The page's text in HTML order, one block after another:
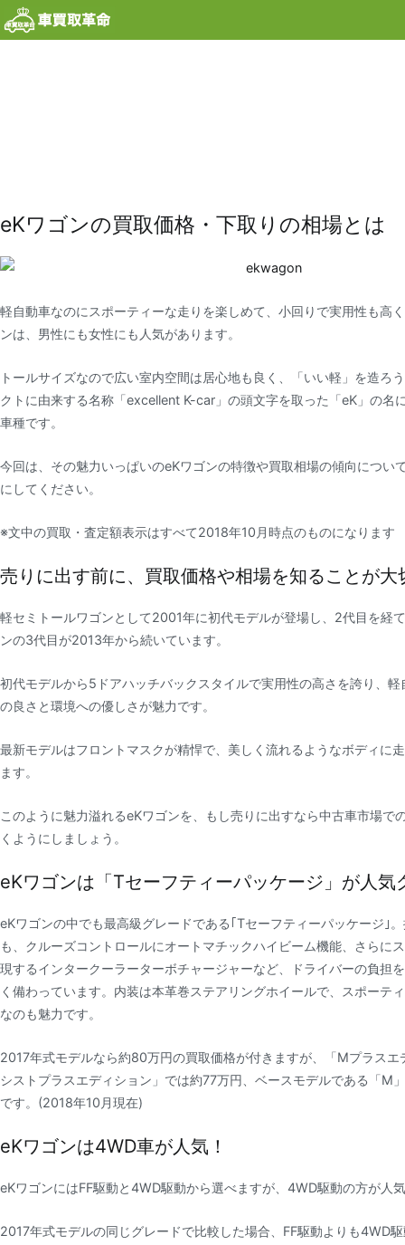
eKワゴンの買取価格・下取りの相場とは
軽自動車なのにスポーティーな走りを楽しめて、小回りで実用性も高
ンは、男性にも女性にも人気があります。
トールサイズなので広い室内空間は居心地も良く、「いい軽」を造ろ
クトに由来する名称「excellent K-car」の頭文字を取った「eK」の名
車種です。
今回は、その魅力いっぱいのeKワゴンの特徴や買取相場の傾向につい
にしてください。
※文中の買取・査定額表示はすべて2018年10月時点のものになります
売りに出す前に、買取価格や相場を知ることが大
軽セミトールワゴンとして2001年に初代モデルが登場し、2代目を経
ンの3代目が2013年から続いています。
初代モデルから5ドアハッチバックスタイルで実用性の高さを誇り、
の良さと環境への優しさが魅力です。
最新モデルはフロントマスクが精悍で、美しく流れるようなボディに
ます。
このように魅力溢れるeKワゴンを、もし売りに出すなら中古車市場で
くようにしましょう。
eKワゴンは「Tセーフティーパッケージ」が人気
eKワゴンの中でも最高級グレードである｢Tセーフティーパッケージ｣
も、クルーズコントロールにオートマチックハイビーム機能、さらに
現するインタークーラーターボチャージャーなど、ドライバーの負担
く備わっています。内装は本革巻ステアリングホイールで、スポーテ
なのも魅力です。
2017年式モデルなら約80万円の買取価格が付きますが、「Mプラス
シストプラスエディション」では約77万円、ベースモデルである「M
です。(2018年10月現在)
eKワゴンは4WD車が人気！
eKワゴンにはFF駆動と4WD駆動から選べますが、4WD駆動の方が人
2017年式モデルの同じグレードで比較した場合、FF駆動よりも4WD